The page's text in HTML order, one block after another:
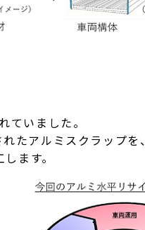
いました。
たアルミスクラップ
ます。